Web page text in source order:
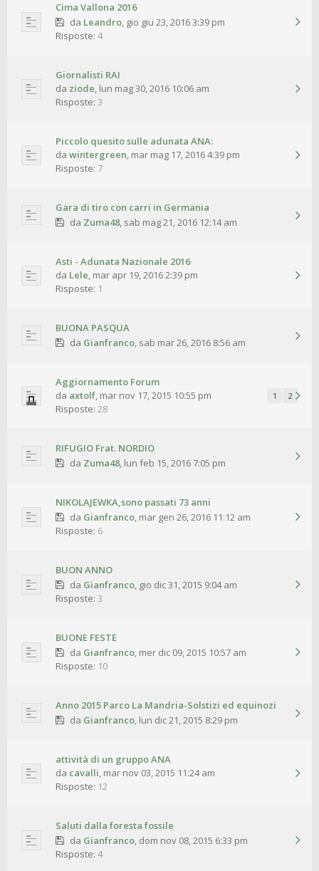
Cima Vallona 2016
da Leandro, gio giu 23, 2016 3:39 pm
Risposte: 4
Giornalisti RAI
da ziode, lun mag 30, 2016 10:06 am
Risposte: 3
Piccolo quesito sulle adunata ANA:
da wintergreen, mar mag 17, 2016 4:39 pm
Risposte: 7
Gara di tiro con carri in Germania
da Zuma48, sab mag 21, 2016 12:14 am
Asti - Adunata Nazionale 2016
da Lele, mar apr 19, 2016 2:39 pm
Risposte: 1
BUONA PASQUA
da Gianfranco, sab mar 26, 2016 8:56 am
Aggiornamento Forum
da axtolf, mar nov 17, 2015 10:55 pm 1 2
Risposte: 28
RIFUGIO Frat. NORDIO
da Zuma48, lun feb 15, 2016 7:05 pm
NIKOLAJEWKA,sono passati 73 anni
da Gianfranco, mar gen 26, 2016 11:12 am
Risposte: 6
BUON ANNO
da Gianfranco, gio dic 31, 2015 9:04 am
Risposte: 3
BUONE FESTE
da Gianfranco, mer dic 09, 2015 10:57 am
Risposte: 10
Anno 2015 Parco La Mandria-Solstizi ed equinozi
da Gianfranco, lun dic 21, 2015 8:29 pm
attività di un gruppo ANA
da cavalli, mar nov 03, 2015 11:24 am
Risposte: 12
Saluti dalla foresta fossile
da Gianfranco, dom nov 08, 2015 6:33 pm
Risposte: 4